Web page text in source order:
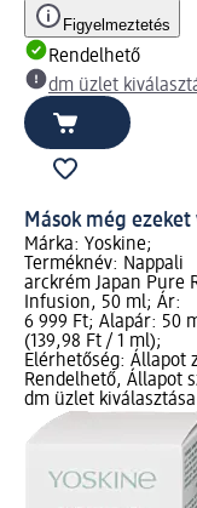
Figyelmeztetés
Rendelhető
dm üzlet
Mások még
Márka: Yoskine;
Terméknév: Nappali
arckrém Japan Pure
Infusion, 50 ml; Ár:
6 999 Ft; Alapár: 50
(139,98 Ft / 1 ml);
Elérhetőség: Állapot
Rendelhető, Állapot
dm üzlet kiválasztása